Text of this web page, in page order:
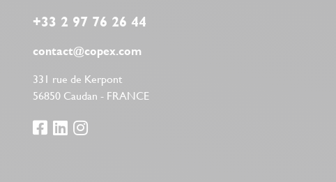
+33 2 97 76 26 44
contact@copex.com
331 rue de Kerpont
56850 Caudan - FRANCE